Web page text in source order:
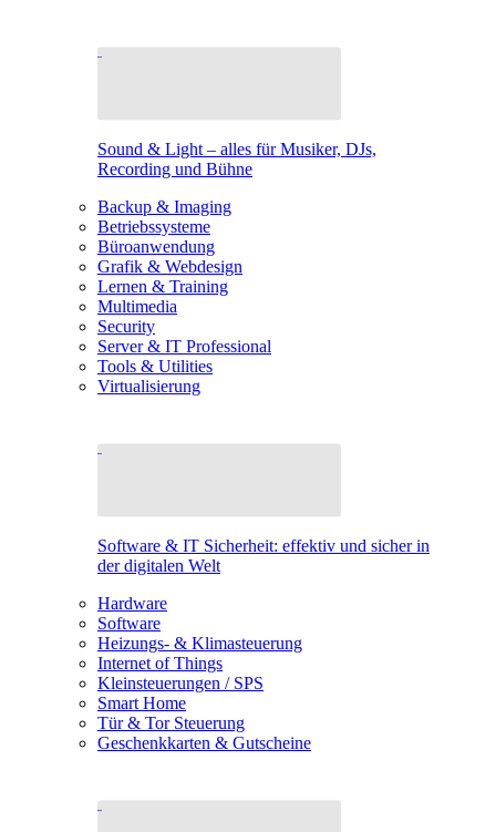
Sound & Light – alles für Musiker, DJs,
Recording und Bühne
Backup & Imaging
Betriebssysteme
Büroanwendung
Grafik & Webdesign
Lernen & Training
Multimedia
Security
Server & IT Professional
Tools & Utilities
Virtualisierung
Software & IT Sicherheit: effektiv und sicher in
der digitalen Welt
Hardware
Software
Heizungs- & Klimasteuerung
Internet of Things
Kleinsteuerungen / SPS
Smart Home
Tür & Tor Steuerung
Geschenkkarten & Gutscheine